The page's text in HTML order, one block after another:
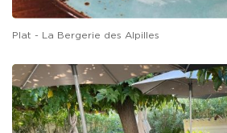
Plat - La Bergerie des Alpilles